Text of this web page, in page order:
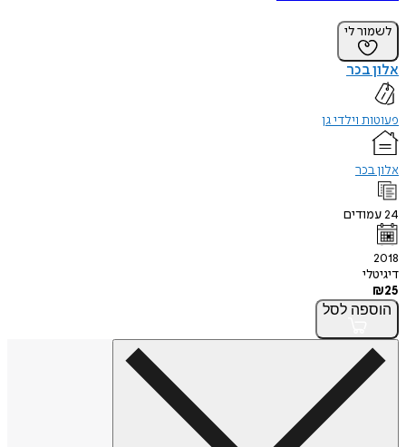
לשמור לי
אלון בכר
פעוטות וילדי גן
אלון בכר
24עמודים
2018
דיגיטלי
₪25
הוספה לסל